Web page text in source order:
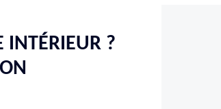
INTÉRIEUR ?